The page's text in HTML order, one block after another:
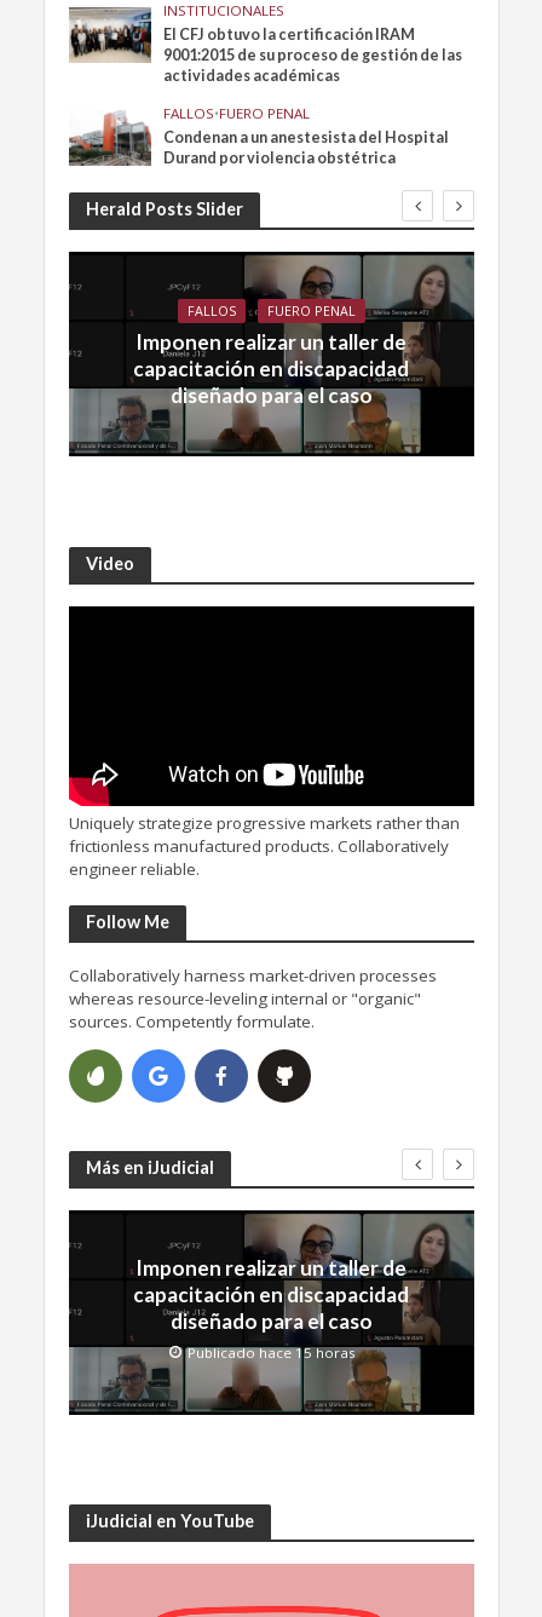
INSTITUCIONALES
El CFJ obtuvo la certificación IRAM
9001:2015 de su proceso de gestión de las
actividades académicas
FALLOS•FUERO PENAL
Condenan a un anestesista del Hospital
Durand por violencia obstétrica
Herald Posts Slider
FALLOS FUERO PENAL
Imponen realizar un taller de
capacitación en discapacidad
diseñado para el caso
Video
Uniquely strategize progressive markets rather than
frictionless manufactured products. Collaboratively
engineer reliable.
Follow Me
Collaboratively harness market-driven processes
whereas resource-leveling internal or "organic"
sources. Competently formulate.
Más en iJudicial
Imponen realizar un taller de
capacitación en discapacidad
diseñado para el caso
Publicado hace 15 horas
iJudicial en YouTube